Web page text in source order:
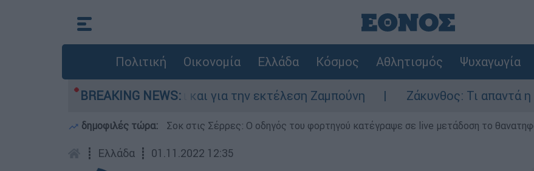
Πολιτική Οικονομία Ελλάδα Κόσμος Αθλητισμός Ψυχαγωγία
BREAKING NEWS:
- Κατηγορείται και για την εκτέλεση Ζαμπούνη Ζάκυνθος: Τι απαντά η ΕΛΑΣ για
δημοφιλές τώρα: Σοκ στις Σέρρες: Ο οδηγός του φορτηγού κατέγραψε σε live μετάδοση το
┋ Ελλάδα ┋ 01.11.2022 12:35